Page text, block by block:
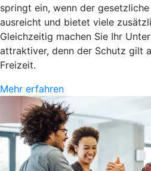
springt ein, wenn der
ausreicht und bietet viele
Gleichzeitig machen Sie Ihr
attraktiver, denn der Schutz gilt
Freizeit.
Mehr erfahren